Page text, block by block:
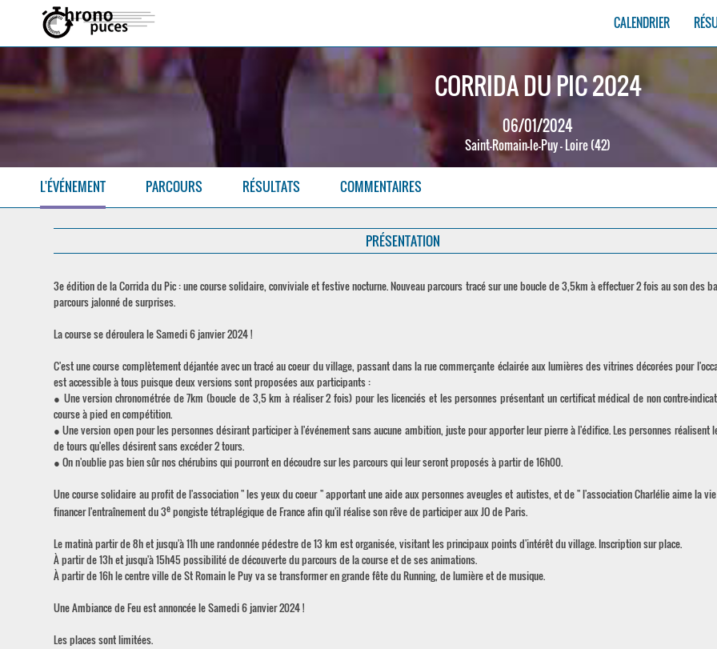
CALENDRIER
CORRIDA DU PIC 2024
06/01/2024
Saint-Romain-le-Puy - Loire (42)
L'ÉVÉNEMENT PARCOURS RÉSULTATS COMMENTAIRES
PRÉSENTATION
3e édition de la Corrida du Pic : une course solidaire, conviviale et festive nocturne. Nouveau parcours tracé sur une boucle de 3,5km à effectuer 2 fois au son des
parcours jalonné de surprises.
La course se déroulera le Samedi 6 janvier 2024 !
C'est une course complètement déjantée avec un tracé au coeur du village, passant dans la rue commerçante éclairée aux lumières des vitrines décorées pour
est accessible à tous puisque deux versions sont proposées aux participants :
● Une version chronométrée de 7km (boucle de 3,5 km à réaliser 2 fois) pour les licenciés et les personnes présentant un certificat médical de non contre-
course à pied en compétition.
● Une version open pour les personnes désirant participer à l'événement sans aucune ambition, juste pour apporter leur pierre à l'édifice. Les personnes réalisent
de tours qu'elles désirent sans excéder 2 tours.
● On n'oublie pas bien sûr nos chérubins qui pourront en découdre sur les parcours qui leur seront proposés à partir de 16h00.
Une course solidaire au profit de l'association " les yeux du coeur " apportant une aide aux personnes aveugles et autistes, et de " l'association Charlélie aime la
financer l'entraînement du 3epongiste tétraplégique de France afin qu'il réalise son rêve de participer aux JO de Paris.
Le matinà partir de 8h et jusqu'à 11h une randonnée pédestre de 13 km est organisée, visitant les principaux points d'intérêt du village. Inscription sur place.
À partir de 13h et jusqu'à 15h45 possibilité de découverte du parcours de la course et de ses animations.
À partir de 16h le centre ville de St Romain le Puy va se transformer en grande fête du Running, de lumière et de musique.
Une Ambiance de Feu est annoncée le Samedi 6 janvier 2024 !
Les places sont limitées.